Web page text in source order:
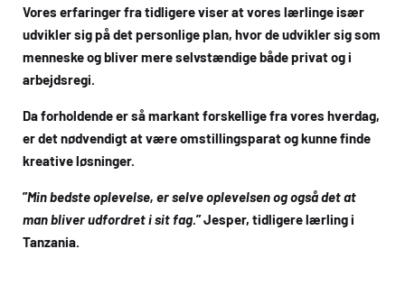
Vores erfaringer fra tidligere viser at vores lærlinge især
udvikler sig på det personlige plan, hvor de udvikler sig som
menneske og bliver mere selvstændige både privat og i
arbejdsregi.
Da forholdende er så markant forskellige fra vores hverdag,
er det nødvendigt at være omstillingsparat og kunne finde
kreative løsninger.
”Min bedste oplevelse, er selve oplevelsen og også det at
man bliver udfordret i sit fag.” Jesper, tidligere lærling i
Tanzania.